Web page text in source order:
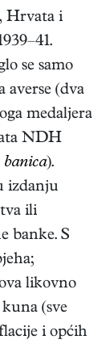
Hrvata i
se samo
averse (dva
medaljera
NDH
banica).
izdanju
ili
banke. S
likovno
(sve
i općih